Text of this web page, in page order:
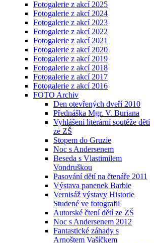
Fotogalerie z akcí 2025
Fotogalerie z akcí 2024
Fotogalerie z akcí 2023
Fotogalerie z akcí 2022
Fotogalerie z akcí 2021
Fotogalerie z akcí 2020
Fotogalerie z akcí 2019
Fotogalerie z akcí 2018
Fotogalerie z akcí 2017
Fotogalerie z akcí 2016
FOTO Archiv
Den otevřených dveří 2010
Přednáška Mgr. V. Buriana
Vyhlášení literární soutěže dětí
ze ZŠ
Stopem do Gruzie
Noc s Andersenem
Beseda s Vlastimilem
Vondruškou
Pasování dětí na čtenáře 2011
Výstava panenek Barbie
Vernisáž výstavy Historie
Studené ve fotografii
Autorské čtení dětí ze ZŠ
Noc s Andersenem 2012
Fantastické záhady s
Arnoštem Vašíčkem